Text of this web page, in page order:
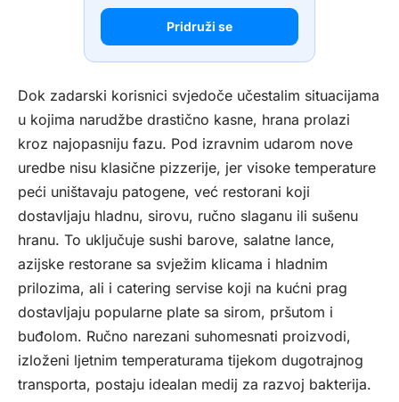
Pridruži se
Dok zadarski korisnici svjedoče učestalim situacijama
u kojima narudžbe drastično kasne, hrana prolazi
kroz najopasniju fazu. Pod izravnim udarom nove
uredbe nisu klasične pizzerije, jer visoke temperature
peći uništavaju patogene, već restorani koji
dostavljaju hladnu, sirovu, ručno slaganu ili sušenu
hranu. To uključuje sushi barove, salatne lance,
azijske restorane sa svježim klicama i hladnim
prilozima, ali i catering servise koji na kućni prag
dostavljaju popularne plate sa sirom, pršutom i
buđolom. Ručno narezani suhomesnati proizvodi,
izloženi ljetnim temperaturama tijekom dugotrajnog
transporta, postaju idealan medij za razvoj bakterija.